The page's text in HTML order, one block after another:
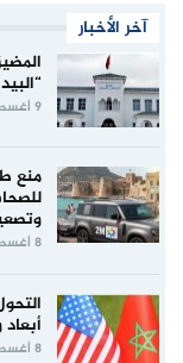
آخر الأخبار
9 أغسطس 2026
منع
8 أغسطس 2026
8 أغسطس 2026